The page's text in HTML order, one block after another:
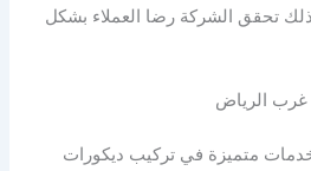
تحقق الشركة رضا العملاء بشكل
الرياض
متميزة في تركيب ديكورات